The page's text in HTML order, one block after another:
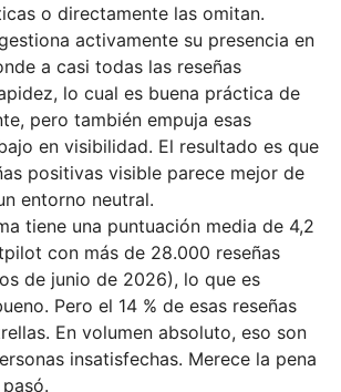
o directamente las omitan.
activamente su presencia en
a casi todas las reseñas
lo cual es buena práctica de
pero también empuja esas
en visibilidad. El resultado es que
positivas visible parece mejor de
entorno neutral.
tiene una puntuación media de 4,2
con más de 28.000 reseñas
de junio de 2026), lo que es
Pero el 14 % de esas reseñas
En volumen absoluto, eso son
insatisfechas. Merece la pena